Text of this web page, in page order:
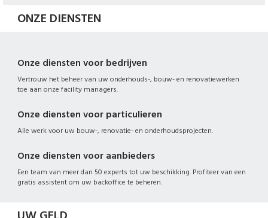
ONZE DIENSTEN
Onze diensten voor bedrijven
Vertrouw het beheer van uw onderhouds-, bouw- en renovatiewerken
toe aan onze facility managers.
Onze diensten voor particulieren
Alle werk voor uw bouw-, renovatie- en onderhoudsprojecten.
Onze diensten voor aanbieders
Een team van meer dan 50 experts tot uw beschikking. Profiteer van een
gratis assistent om uw backoffice te beheren.